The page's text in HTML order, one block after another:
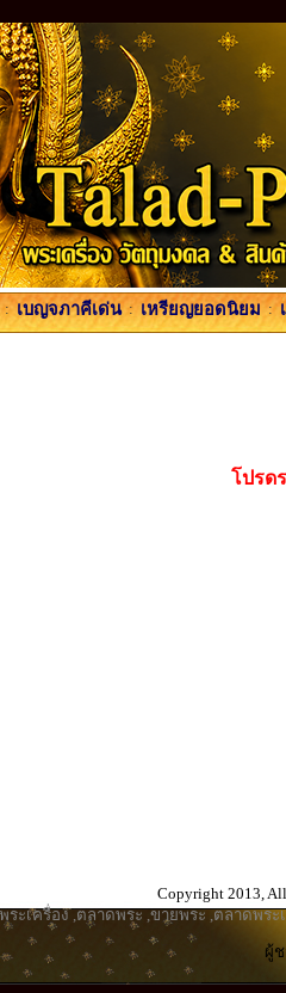
: เบญจภาคีเด่น : เหรียญยอดนิยม :
โปรด
Copyright 2013,
ระเครื่อง,ตลาดพระ ,ขายพระ ,ตลาดพระ
ผู้